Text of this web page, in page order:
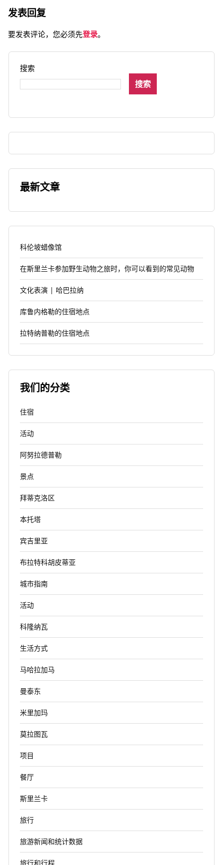
发表回复
要发表评论，您必须先登录。
搜索
搜索
最新文章
科伦坡蜡像馆
在斯里兰卡参加野生动物之旅时，你可以看到的常见动物
文化表演 | 哈巴拉纳
库鲁内格勒的住宿地点
拉特纳普勒的住宿地点
我们的分类
住宿
活动
阿努拉德普勒
景点
拜蒂克洛区
本托塔
宾吉里亚
布拉特科胡皮蒂亚
城市指南
活动
科隆纳瓦
生活方式
马哈拉加马
曼泰东
米里加玛
莫拉图瓦
项目
餐厅
斯里兰卡
旅行
旅游新闻和统计数据
旅行和行程